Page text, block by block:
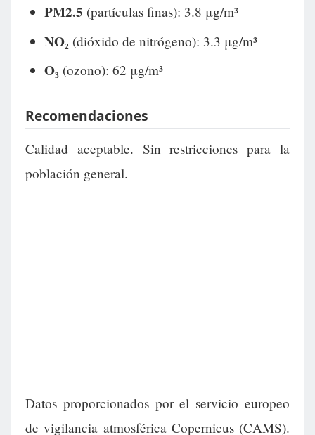
PM2.5 (partículas finas): 3.8 μg/m³
NO₂ (dióxido de nitrógeno): 3.3 μg/m³
O₃ (ozono): 62 μg/m³
Recomendaciones
Calidad aceptable. Sin restricciones para la
población general.
Datos proporcionados por el servicio europeo
de vigilancia atmosférica Copernicus (CAMS).